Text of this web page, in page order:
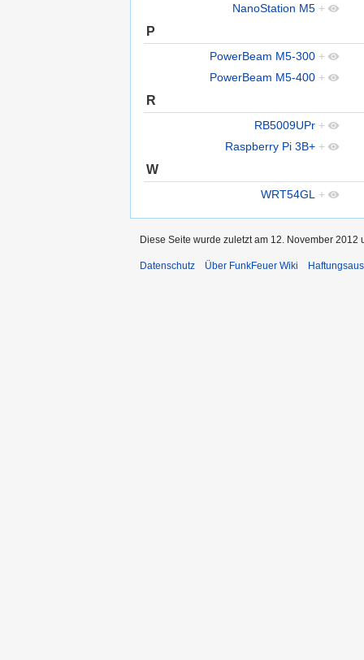
NanoStation M5 +
P
PowerBeam M5-300 +
PowerBeam M5-400 +
R
RB5009UPr +
Raspberry Pi 3B+ +
W
WRT54GL +
Diese Seite wurde zuletzt am 12. November 2012
Datenschutz Über FunkFeuer Wiki